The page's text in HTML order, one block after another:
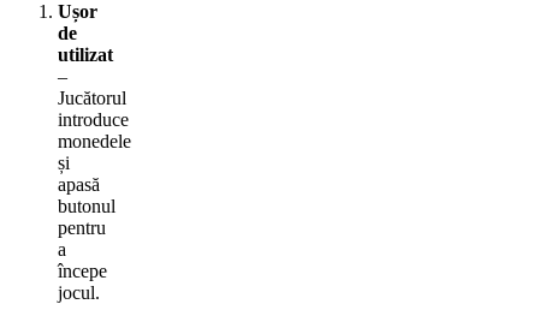
Ușor
de
utilizat
–
Jucătorul
introduce
monedele
și
apasă
butonul
pentru
a
începe
jocul.